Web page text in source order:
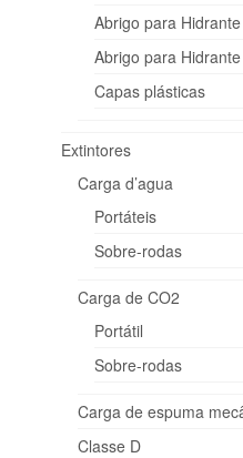
Carga d’agua
Portáteis
Sobre-rodas
Carga de CO2
Portátil
Sobre-rodas
Carga de
Classe D
Classe K
Pó ABC
Abrigo para
Abrigo para
Capas plásticas
Extintores
Carga d’agua
Portáteis
Sobre-rodas
Carga de CO2
Portátil
Sobre-rodas
Carga de espuma
Classe D